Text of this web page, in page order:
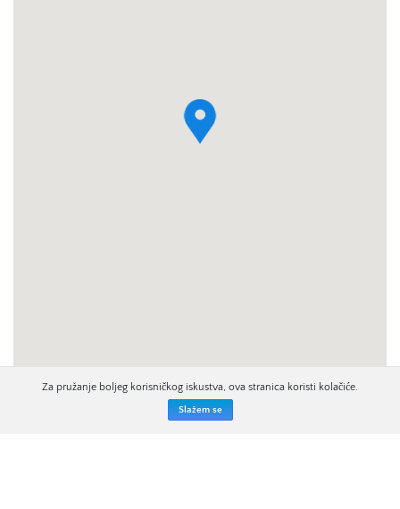
Za pružanje boljeg korisničkog iskustva, ova stranica koristi kolačiće.
Slažem se